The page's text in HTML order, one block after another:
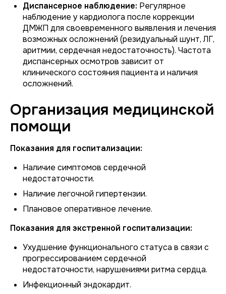
Диспансерное наблюдение: Регулярное
наблюдение у кардиолога после коррекции
ДМЖП для своевременного выявления и лечения
возможных осложнений (резидуальный шунт, ЛГ,
аритмии, сердечная недостаточность). Частота
диспансерных осмотров зависит от
клинического состояния пациента и наличия
осложнений.
Организация медицинской
помощи
Показания для госпитализации:
Наличие симптомов сердечной
недостаточности.
Наличие легочной гипертензии.
Плановое оперативное лечение.
Показания для экстренной госпитализации:
Ухудшение функционального статуса в связи с
прогрессированием сердечной
недостаточности, нарушениями ритма сердца.
Инфекционный эндокардит.